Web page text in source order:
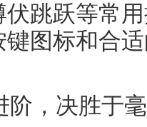
跳跃等常
图标和合
阶，决胜于